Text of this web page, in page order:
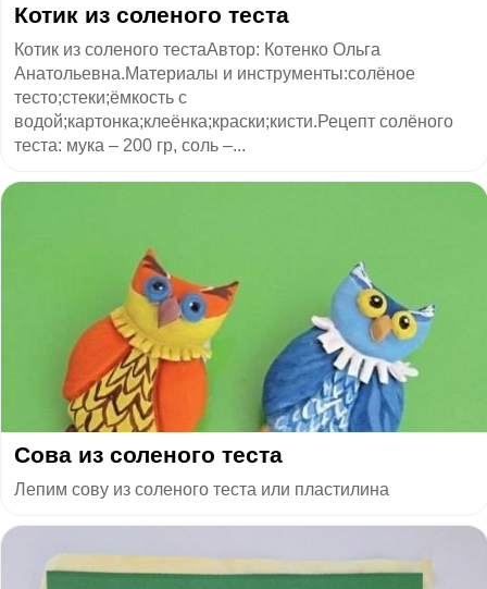
Котик из соленого теста
Котик из соленого тестаАвтор: Котенко Ольга
Анатольевна.Материалы и инструменты:солёное
тесто;стеки;ёмкость с
водой;картонка;клеёнка;краски;кисти.Рецепт солёного
теста: мука – 200 гр, соль –...
Сова из соленого теста
Лепим сову из соленого теста или пластилина